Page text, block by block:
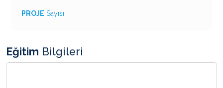
PROJE Sayısı
Eğitim Bilgileri